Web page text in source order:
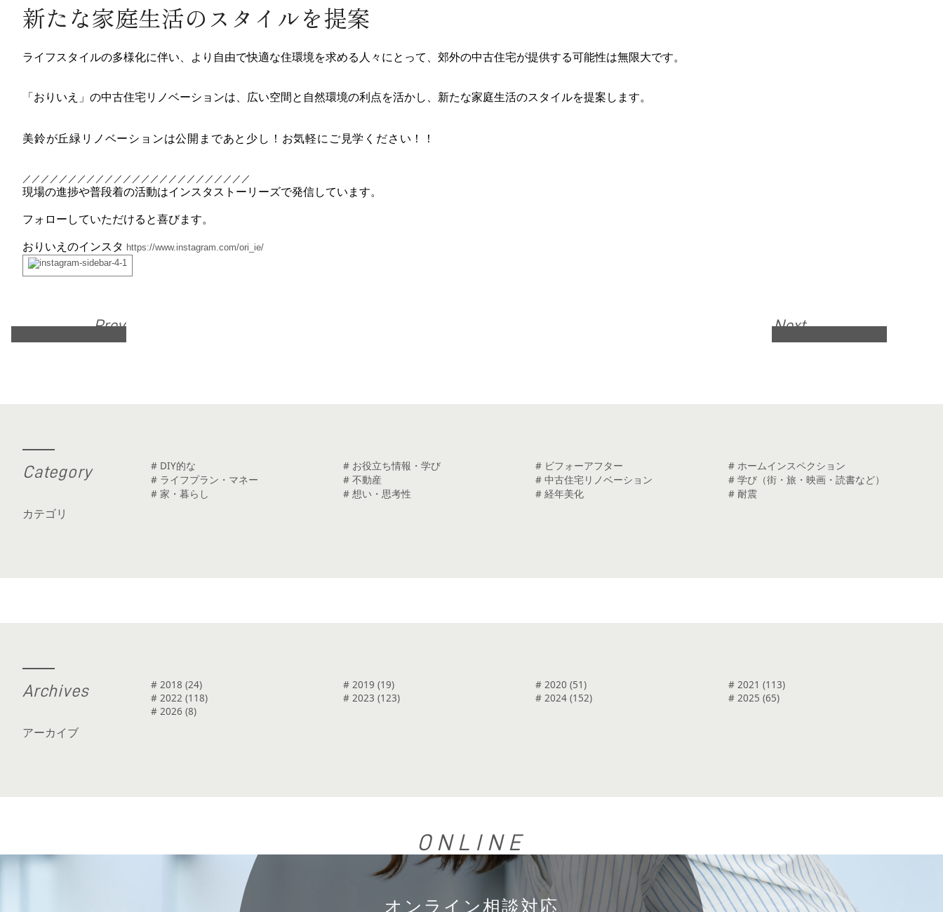
新たな家庭生活のスタイルを提案
ライフスタイルの多様化に伴い、より自由で快適な住環境を求める人々にとって、郊外の中古住宅が提供する可能性は無限大です。
「おりいえ」の中古住宅リノベーションは、広い空間と自然環境の利点を活かし、新たな家庭生活のスタイルを提案します。
美鈴が丘緑リノベーションは公開まであと少し！お気軽にご見学ください！！
／／／／／／／／／／／／／／／／／／／／／／／／／
現場の進捗や普段着の活動はインスタストーリーズで発信しています。
フォローしていただけると喜びます。
おりいえのインスタ https://www.instagram.com/ori_ie/
Prev Next
Category
カテゴリ
# DIY的な # お役立ち情報・学び # ビフォーアフター
# ホームインスペクション
# ライフプラン・マネー
# 不動産 # 中古住宅リノベーション
# 学び（街・旅・映画・読書など）
# 家・暮らし
# 想い・思考性 # 経年美化 # 耐震
Archives
アーカイブ
# 2018 (24) # 2019 (19) # 2020 (51)
# 2021 (113)
# 2022 (118)
# 2023 (123) # 2024 (152)
# 2025 (65)
# 2026 (8)
ONLINE
オンライン相談対応